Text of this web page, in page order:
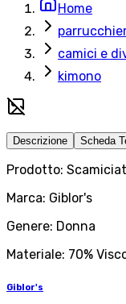
Home
camici e
kimono
Descrizione Scheda
Prodotto:
Marca: Giblor's
Genere: Donna
Materiale: 70%
Giblor's